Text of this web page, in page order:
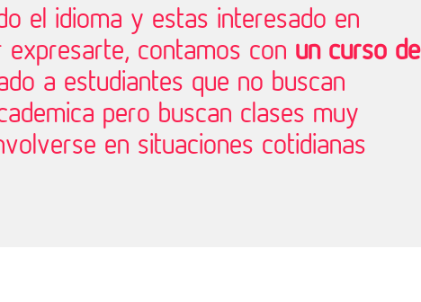
el idioma y estas interesado en
contamos con un curso de
a estudiantes que no buscan
pero buscan clases muy
en situaciones cotidianas